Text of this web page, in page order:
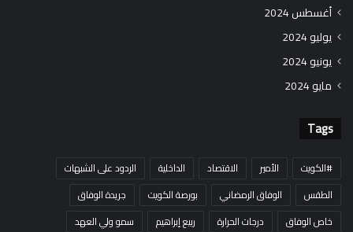
أغسطس 2024
يوليو 2024
يونيو 2024
مايو 2024
Tags
#الكويت الأمير الاقتصاد الداخلية
الردود على الشبهات
الطقس
الوفاق الرمضاني بورصة الكويت
جريدة الوفاق
خاص الوفاق
درجات الحرارة ربيع إبراهيم
سمو ولي العهد